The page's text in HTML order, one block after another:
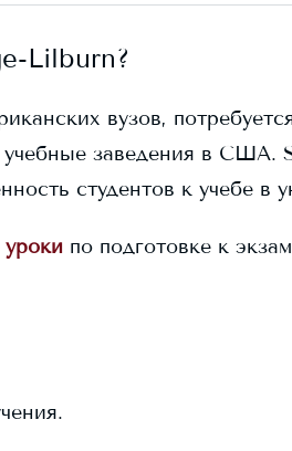
Lilburn?
вузов,
заведения в США.
студентов к учебе в
по подготовке к